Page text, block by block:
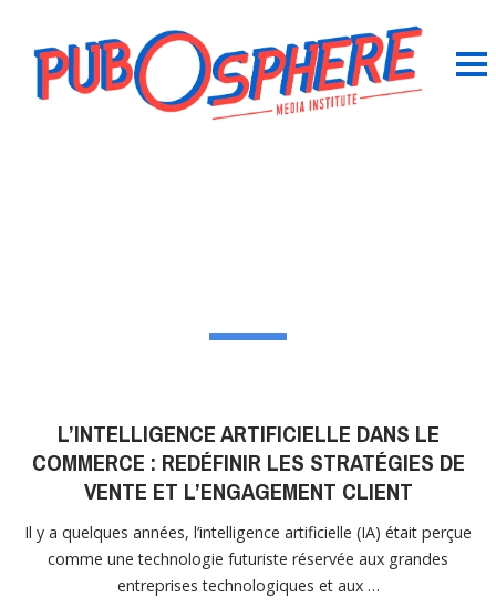
L’INTELLIGENCE ARTIFICIELLE DANS LE
COMMERCE : REDÉFINIR LES STRATÉGIES DE
VENTE ET L’ENGAGEMENT CLIENT
Il y a quelques années, l’intelligence artificielle (IA) était perçue
comme une technologie futuriste réservée aux grandes
entreprises technologiques et aux …